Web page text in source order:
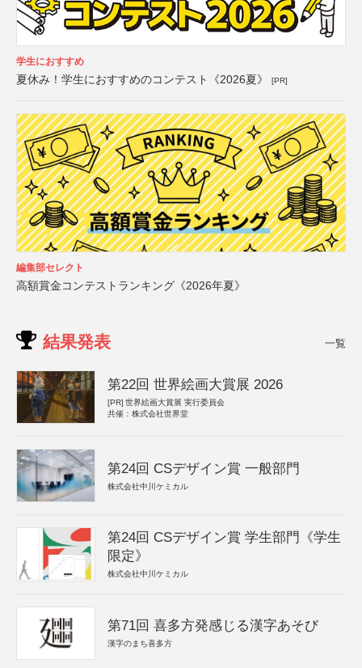
学生におすすめ
夏休み！学生におすすめのコンテスト《2026夏》 [PR]
編集部セレクト
高額賞金コンテストランキング《2026年夏》
結果発表 一覧
第22回 世界絵画大賞展 2026
[PR] 世界絵画大賞展 実行委員会
共催：株式会社世界堂
第24回 CSデザイン賞 一般部門
株式会社中川ケミカル
第24回 CSデザイン賞 学生部門《学生
限定》
株式会社中川ケミカル
第71回 喜多方発感じる漢字あそび
漢字のまち喜多方